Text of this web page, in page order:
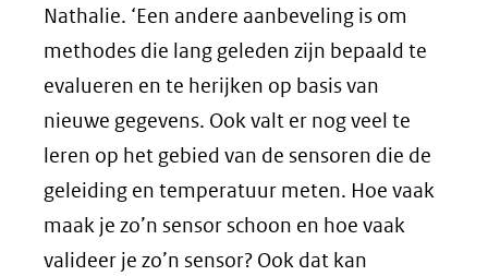
Nathalie. ‘Een andere aanbeveling is om
methodes die lang geleden zijn bepaald te
evalueren en te herijken op basis van
nieuwe gegevens. Ook valt er nog veel te
leren op het gebied van de sensoren die de
geleiding en temperatuur meten. Hoe vaak
maak je zo’n sensor schoon en hoe vaak
valideer je zo’n sensor? Ook dat kan